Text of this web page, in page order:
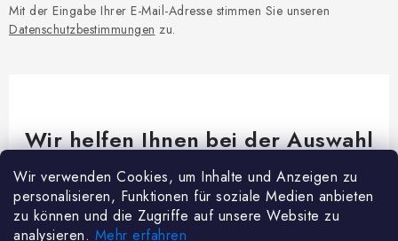
Wir verwenden Cookies, um Inhalte und Anzeigen zu
personalisieren, Funktionen für soziale Medien anbieten
zu können und die Zugriffe auf unsere Website zu
analysieren. Mehr erfahren
Mit der Eingabe Ihrer E-Mail-Adresse stimmen Sie unseren
Datenschutzbestimmungen zu.
Wir helfen Ihnen bei der Auswahl
Brauchen Sie Rat bei etwas? Wir sind für dich da!
Kundenservice@woodycrafts.de
+49 211 8694 2501 (Mo-Fr 8:00-16:00)